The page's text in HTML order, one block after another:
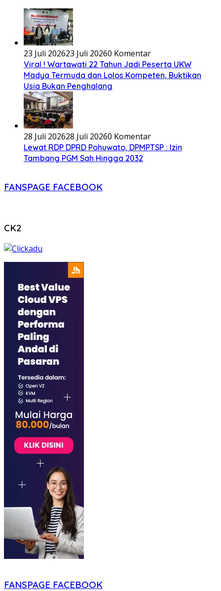
23 Juli 202623 Juli 20260 Komentar
Viral ! Wartawati 22 Tahun Jadi Peserta UKW
Madya Termuda dan Lolos Kompeten, Buktikan
Usia Bukan Penghalang
28 Juli 202628 Juli 20260 Komentar
Lewat RDP DPRD Pohuwato, DPMPTSP : Izin
Tambang PGM Sah Hingga 2032
FANSPAGE FACEBOOK
CK2
FANSPAGE FACEBOOK